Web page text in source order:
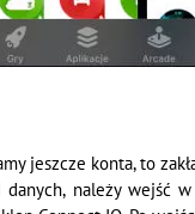
jeszcze konta, to
danych, należy wejść